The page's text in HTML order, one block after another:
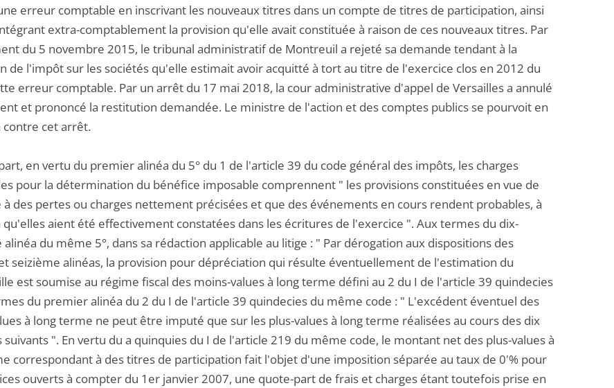
erreur comptable en inscrivant les nouveaux titres dans un compte de titres de participation, ainsi
extra-comptablement la provision qu'elle avait constituée à raison de ces nouveaux titres. Par
du 5 novembre 2015, le tribunal administratif de Montreuil a rejeté sa demande tendant à la
de l'impôt sur les sociétés qu'elle estimait avoir acquitté à tort au titre de l'exercice clos en 2012 du
erreur comptable. Par un arrêt du 17 mai 2018, la cour administrative d'appel de Versailles a annulé
et prononcé la restitution demandée. Le ministre de l'action et des comptes publics se pourvoit en
contre cet arrêt.
en vertu du premier alinéa du 5° du 1 de l'article 39 du code général des impôts, les charges
pour la détermination du bénéfice imposable comprennent " les provisions constituées en vue de
à des pertes ou charges nettement précisées et que des événements en cours rendent probables, à
aient été effectivement constatées dans les écritures de l'exercice ". Aux termes du dix-
du même 5°, dans sa rédaction applicable au litige : " Par dérogation aux dispositions des
seizième alinéas, la provision pour dépréciation qui résulte éventuellement de l'estimation du
est soumise au régime fiscal des moins-values à long terme défini au 2 du I de l'article 39 quindecies
du premier alinéa du 2 du I de l'article 39 quindecies du même code : " L'excédent éventuel des
à long terme ne peut être imputé que sur les plus-values à long terme réalisées au cours des dix
suivants ". En vertu du a quinquies du I de l'article 219 du même code, le montant net des plus-values à
correspondant à des titres de participation fait l'objet d'une imposition séparée au taux de 0'% pour
ouverts à compter du 1er janvier 2007, une quote-part de frais et charges étant toutefois prise en